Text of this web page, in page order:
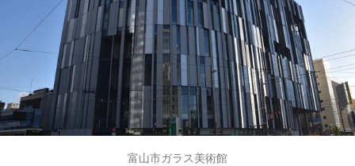
富山市ガラス美術館